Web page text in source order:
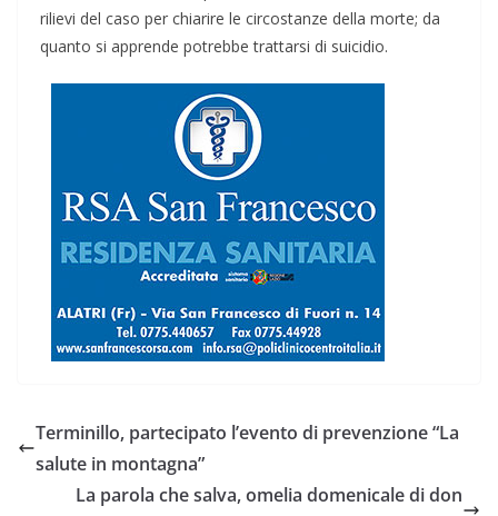
rilievi del caso per chiarire le circostanze della morte; da
quanto si apprende potrebbe trattarsi di suicidio.
Terminillo, partecipato l’evento di prevenzione “La
salute in montagna”
La parola che salva, omelia domenicale di don